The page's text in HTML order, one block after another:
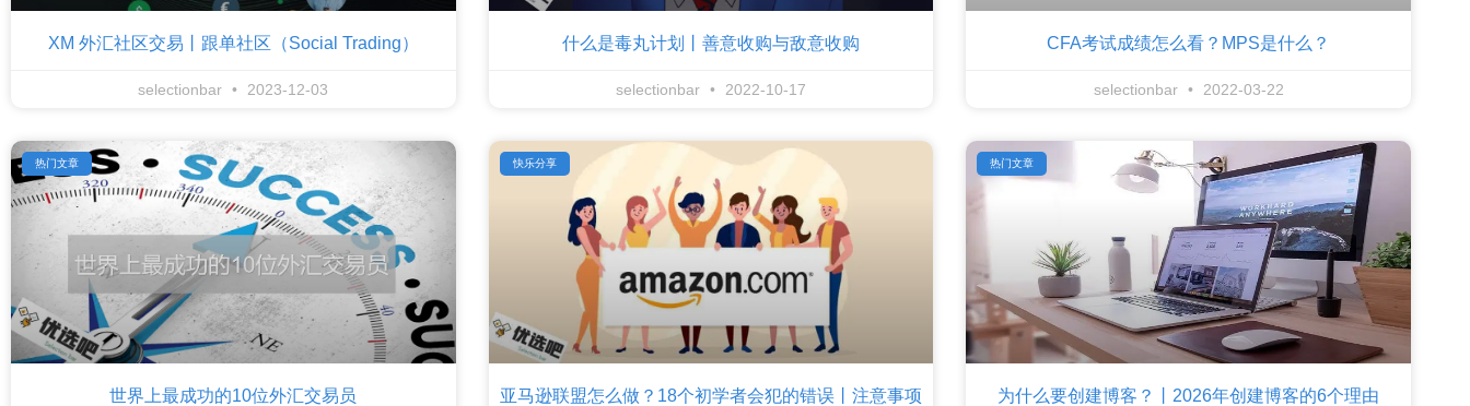
XM 外汇社区交易丨跟单社区（Social Trading）
selectionbar 2023-12-03
什么是毒丸计划丨善意收购与敌意收购
selectionbar 2022-10-17
CFA考试成绩怎么看？MPS是什么？
selectionbar 2022-03-22
热门文章
世界上最成功的10位外汇交易员
快乐分享
亚马逊联盟怎么做？18个初学者会犯的错误丨注意事项
热门文章
为什么要创建博客？丨2026年创建博客的6个理由